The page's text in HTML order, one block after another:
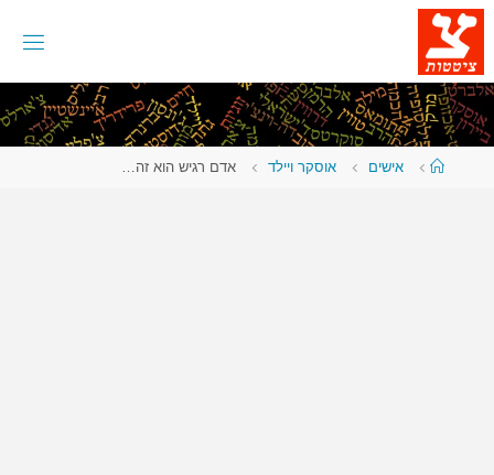
דלגו
לתוכן
עמודאישים אוסקר ויילד אדם רגיש הוא זה…